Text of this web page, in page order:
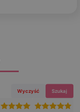
Wyczyść Szukaj